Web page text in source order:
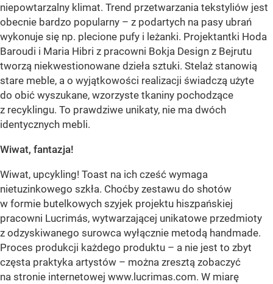
niepowtarzalny klimat. Trend przetwarzania tekstyliów jest
obecnie bardzo popularny – z podartych na pasy ubrań
wykonuje się np. plecione pufy i leżanki. Projektantki Hoda
Baroudi i Maria Hibri z pracowni Bokja Design z Bejrutu
tworzą niekwestionowane dzieła sztuki. Stelaż stanowią
stare meble, a o wyjątkowości realizacji świadczą użyte
do obić wyszukane, wzorzyste tkaniny pochodzące
z recyklingu. To prawdziwe unikaty, nie ma dwóch
identycznych mebli.
Wiwat, fantazja!
Wiwat, upcykling! Toast na ich cześć wymaga
nietuzinkowego szkła. Choćby zestawu do shotów
w formie butelkowych szyjek projektu hiszpańskiej
pracowni Lucrimás, wytwarzającej unikatowe przedmioty
z odzyskiwanego surowca wyłącznie metodą handmade.
Proces produkcji każdego produktu – a nie jest to zbyt
częsta praktyka artystów – można zresztą zobaczyć
na stronie internetowej www.lucrimas.com. W miarę